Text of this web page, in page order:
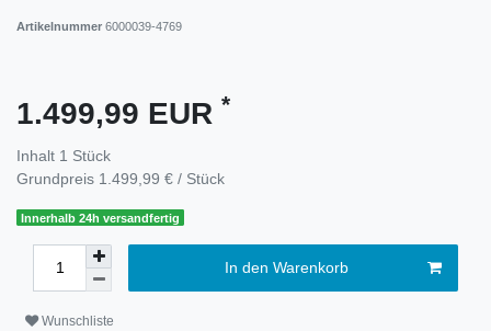
Artikelnummer 6000039-4769
1.499,99 EUR *
Inhalt 1 Stück
Grundpreis 1.499,99 € / Stück
Innerhalb 24h versandfertig
In den Warenkorb
Wunschliste